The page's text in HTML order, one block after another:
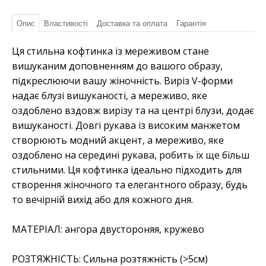
Опис Властивості Доставка та оплата Гарантія
Ця стильна кофтинка із мереживом стане
вишуканим доповненням до вашого образу,
підкреслюючи вашу жіночність. Виріз V-форми
надає блузі вишуканості, а мереживо, яке
оздоблено вздовж вирізу та на центрі блузи, додає
вишуканості. Довгі рукава із високим манжетом
створюють модний акцент, а мереживо, яке
оздоблено на середині рукава, робить їх ще більш
стильними. Ця кофтинка ідеально підходить для
створення жіночного та елегантного образу, будь
то вечірній вихід або для кожного дня.
МАТЕРІАЛ: ангора двустороняя, кружево
РОЗТЯЖНІСТЬ: Сильна розтяжність (>5см)